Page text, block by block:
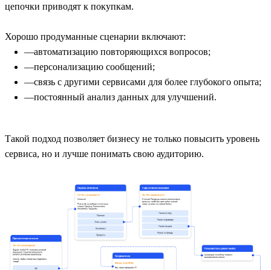
цепочки приводят к покупкам.
Хорошо продуманные сценарии включают:
автоматизацию повторяющихся вопросов;
персонализацию сообщений;
связь с другими сервисами для более глубокого опыта;
постоянный анализ данных для улучшений.
Такой подход позволяет бизнесу не только повысить уровень
сервиса, но и лучше понимать свою аудиторию.